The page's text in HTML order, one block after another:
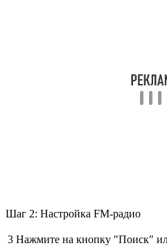
Шаг 2: Настройка FM-радио
3 Нажмите на кнопку "Поиск"